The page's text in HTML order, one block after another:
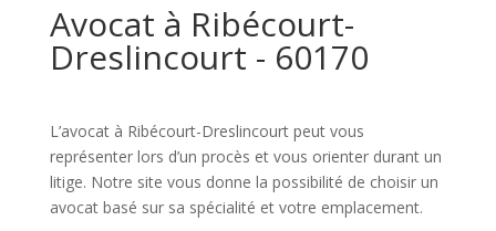
Avocat à Ribécourt-
Dreslincourt - 60170
L’avocat à Ribécourt-Dreslincourt peut vous
représenter lors d’un procès et vous orienter durant un
litige. Notre site vous donne la possibilité de choisir un
avocat basé sur sa spécialité et votre emplacement.